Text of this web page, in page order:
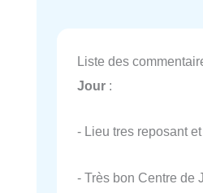
Liste des
Jour :
- Lieu tres reposant
- Très bon Centre de